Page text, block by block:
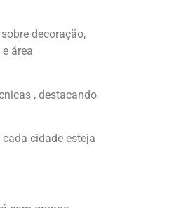
decoração,
área
, destacando
cidade esteja